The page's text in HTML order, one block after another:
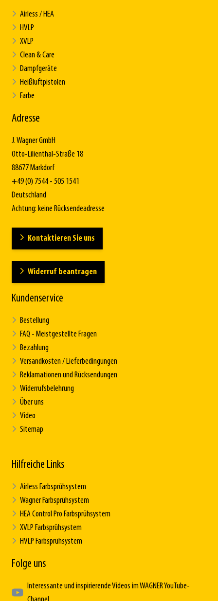
Airless / HEA
HVLP
XVLP
Clean & Care
Dampfgeräte
Heißluftpistolen
Farbe
Adresse
J. Wagner GmbH
Otto-Lilienthal-Straße 18
88677 Markdorf
+49 (0) 7544 - 505 1541
Deutschland
Achtung: keine Rücksendeadresse
Kontaktieren Sie uns
Widerruf beantragen
Kundenservice
Bestellung
FAQ - Meistgestellte Fragen
Bezahlung
Versandkosten / Lieferbedingungen
Reklamationen und Rücksendungen
Widerrufsbelehrung
Über uns
Video
Sitemap
Hilfreiche Links
Airless Farbsprühsystem
Wagner Farbsprühsystem
HEA Control Pro Farbsprühsystem
XVLP Farbsprühsystem
HVLP Farbsprühsystem
Folge uns
Interessante und inspirierende Videos im WAGNER YouTube-